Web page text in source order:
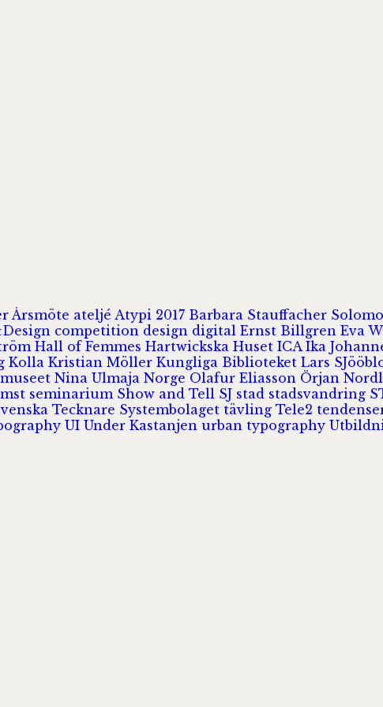
Årsmöte ateljé Atypi 2017 Barbara Stauffacher
competition design digital Ernst Billgren Eva
Hall of Femmes Hartwickska Huset ICA Ika
Kolla Kristian Möller Kungliga Biblioteket Lars
Nina Ulmaja Norge Olafur Eliasson Örjan
seminarium Show and Tell SJ stad stadsvandring
Tecknare Systembolaget tävling Tele2
UI Under Kastanjen urban typography